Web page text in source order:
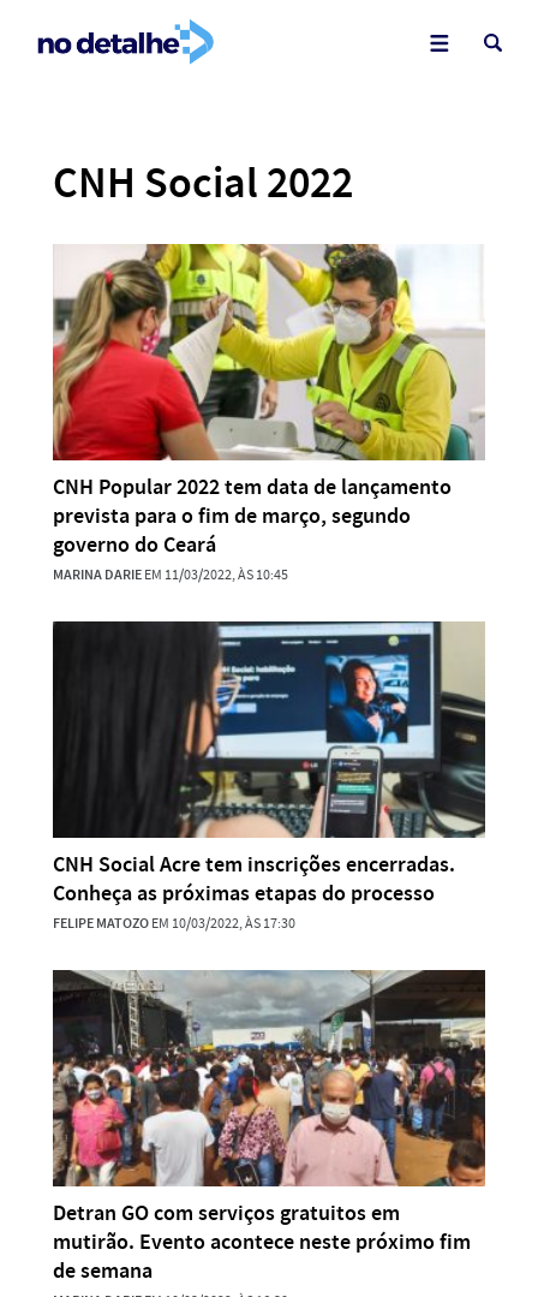
CNH Social 2022
CNH Popular 2022 tem data de lançamento
prevista para o fim de março, segundo
governo do Ceará
MARINA DARIEEM 11/03/2022, ÀS 10:45
CNH Social Acre tem inscrições encerradas.
Conheça as próximas etapas do processo
FELIPE MATOZOEM 10/03/2022, ÀS 17:30
Detran GO com serviços gratuitos em
mutirão. Evento acontece neste próximo fim
de semana